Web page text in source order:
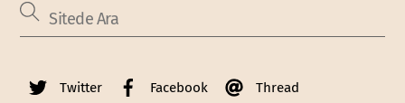
Twitter Facebook Thread